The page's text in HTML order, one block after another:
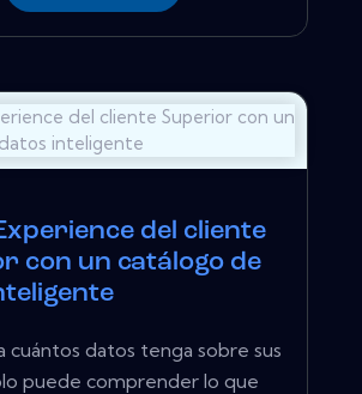
del cliente
con un catálogo de
cuántos datos tenga sobre sus
puede comprender lo que